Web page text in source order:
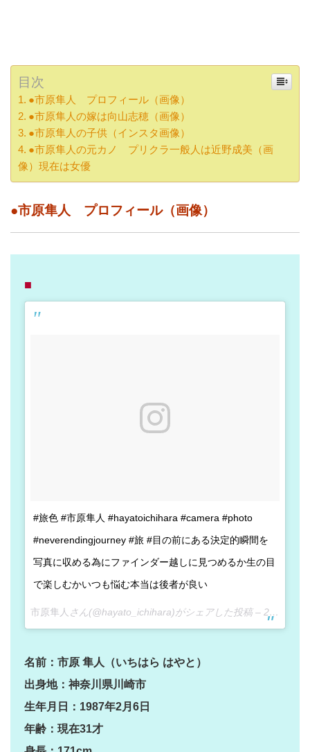
目次
●市原隼人 プロフィール（画像）
●市原隼人の嫁は向山志穂（画像）
●市原隼人の子供（インスタ画像）
●市原隼人の元カノ プリクラ一般人は近野成美（画
像）現在は女優
●市原隼人 プロフィール（画像）
■
#旅色 #市原隼人 #hayatoichihara #camera #photo
#neverendingjourney #旅 #目の前にある決定的瞬間を
写真に収める為にファインダー越しに見つめるか生の目
で楽しむかいつも悩む本当は後者が良い
市原隼人 さん(@hayato_ichihara)がシェアした投稿 – 2018年 5月月24日午後10時15分PDT
名前：市原 隼人（いちはら はやと）
出身地：神奈川県川崎市
生年月日：1987年2月6日
年齢：現在31才